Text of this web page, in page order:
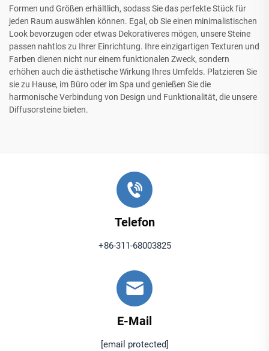
Formen und Größen erhältlich, sodass Sie das perfekte Stück für
jeden Raum auswählen können. Egal, ob Sie einen minimalistischen
Look bevorzugen oder etwas Dekorativeres mögen, unsere Steine
passen nahtlos zu Ihrer Einrichtung. Ihre einzigartigen Texturen und
Farben dienen nicht nur einem funktionalen Zweck, sondern
erhöhen auch die ästhetische Wirkung Ihres Umfelds. Platzieren Sie
sie zu Hause, im Büro oder im Spa und genießen Sie die
harmonische Verbindung von Design und Funktionalität, die unsere
Diffusorsteine bieten.
Telefon
+86-311-68003825
E-Mail
[email protected]